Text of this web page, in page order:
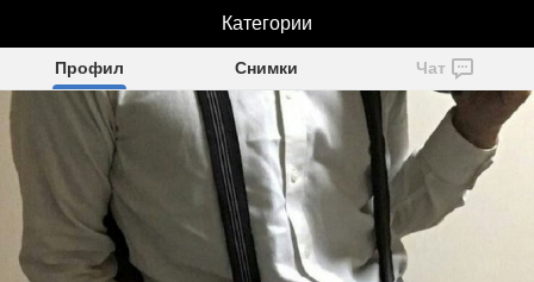
Whatthedoctorordered
Профил Снимки Чат
Категории